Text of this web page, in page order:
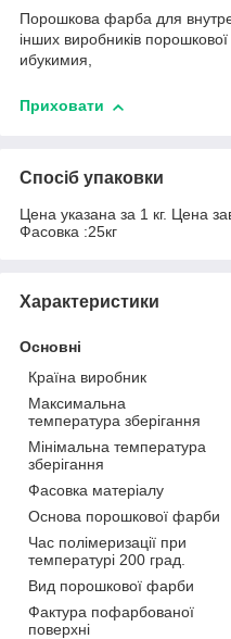
Порошкова фарба для
інших виробників
ибукимия,
Приховати
Спосіб упаковки
Цена указана за 1 кг. Цена
Фасовка :25кг
Характеристики
Основні
Країна виробник
Максимальна
температура зберігання
Мінімальна температура
зберігання
Фасовка матеріалу
Основа порошкової фарби
Час полімеризації при
температурі 200 град.
Вид порошкової фарби
Фактура пофарбованої
поверхні